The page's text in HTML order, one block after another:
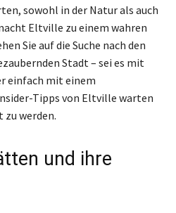
sowohl in der Natur als auch
Eltville zu einem wahren
Sie auf die Suche nach den
Stadt – sei es mit
einfach mit einem
Tipps von Eltville warten
zu werden.
und ihre